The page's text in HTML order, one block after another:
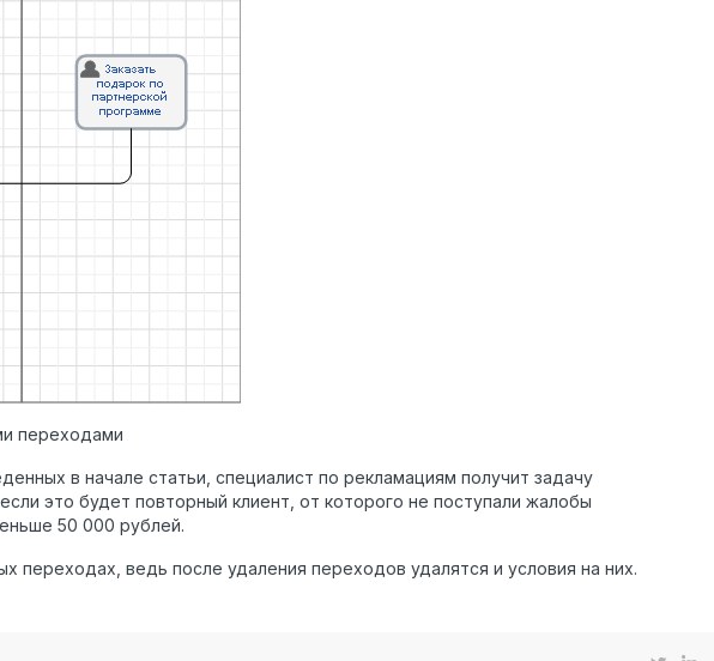
переходами
в начале статьи, специалист по рекламациям получит задачу
это будет повторный клиент, от которого не поступали жалобы
50 000 рублей.
переходах, ведь после удаления переходов удалятся и условия на них.